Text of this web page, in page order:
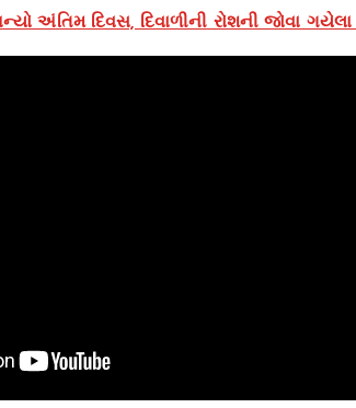
અંતિમ દિવસ, દિવાળીની રોશની જોવા